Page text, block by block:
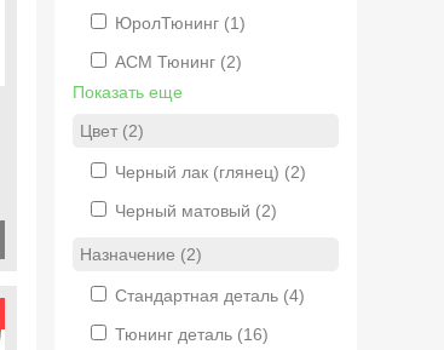
ЮролТюнинг (1)
АСМ Тюнинг (2)
Показать еще
Цвет (2)
Черный лак (глянец) (2)
Черный матовый (2)
Назначение (2)
Стандартная деталь (4)
Тюнинг деталь (16)